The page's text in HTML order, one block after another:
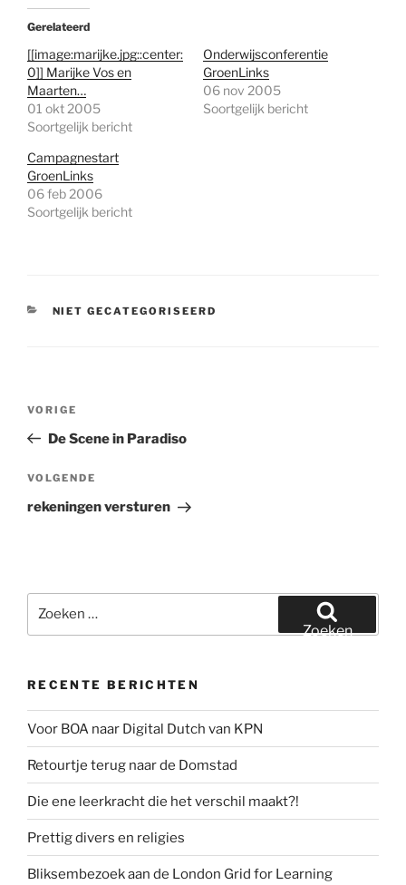
Gerelateerd
[[image:marijke.jpg::center:
0]] Marijke Vos en
Maarten…
01 okt 2005
Soortgelijk bericht
Onderwijsconferentie
GroenLinks
06 nov 2005
Soortgelijk bericht
Campagnestart
GroenLinks
06 feb 2006
Soortgelijk bericht
CATEGORIEËN
NIET GECATEGORISEERD
Vorig
bericht
VORIGE
De Scene in Paradiso
Volgend
bericht
VOLGENDE
rekeningen versturen
naar:
Zoeken
RECENTE BERICHTEN
Voor BOA naar Digital Dutch van KPN
Retourtje terug naar de Domstad
Die ene leerkracht die het verschil maakt?!
Prettig divers en religies
Bliksembezoek aan de London Grid for Learning